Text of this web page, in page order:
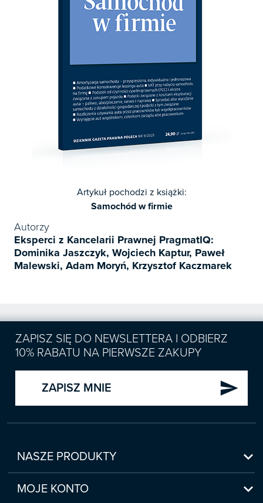
Artykuł pochodzi z książki:
Samochód w firmie
Autorzy
Eksperci z Kancelarii Prawnej PragmatIQ:
Dominika Jaszczyk, Wojciech Kaptur, Paweł
Malewski, Adam Moryń, Krzysztof Kaczmarek
ZAPISZ SIĘ DO NEWSLETTERA I ODBIERZ
10% RABATU NA PIERWSZE ZAKUPY
ZAPISZ MNIE send
NASZE PRODUKTY 
Nowości
Zapowiedzi
MOJE KONTO 